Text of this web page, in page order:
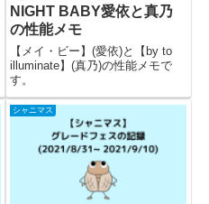
NIGHT BABY愛依と真乃
の性能メモ
【メイ・ビー】(愛依)と【by to
illuminate】(真乃)の性能メモで
す。
シャニマス